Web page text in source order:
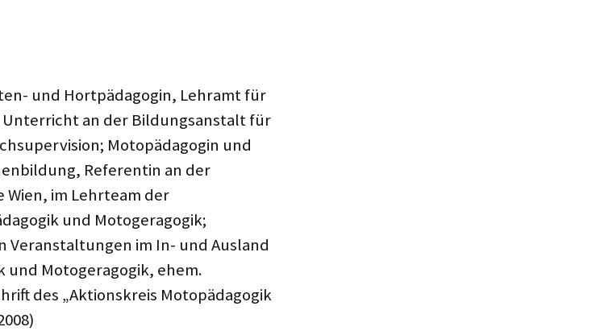
und Hortpädagogin, Lehramt für
Unterricht an der Bildungsanstalt für
Motopädagogin und
Referentin an der
Wien, im Lehrteam der
und Motogeragogik;
Veranstaltungen im In- und Ausland
und Motogeragogik, ehem.
des „Aktionskreis Motopädagogik